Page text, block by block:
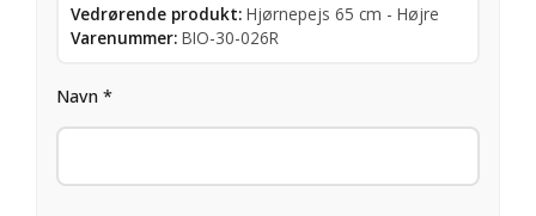
Vedrørende produkt: Hjørnepejs 65 cm - Højre
Varenummer: BIO-30-026R
Navn *